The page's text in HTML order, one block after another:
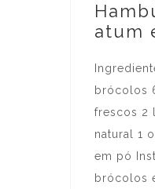
atum
brócolos
frescos 2
natural 1
em pó
brócolos